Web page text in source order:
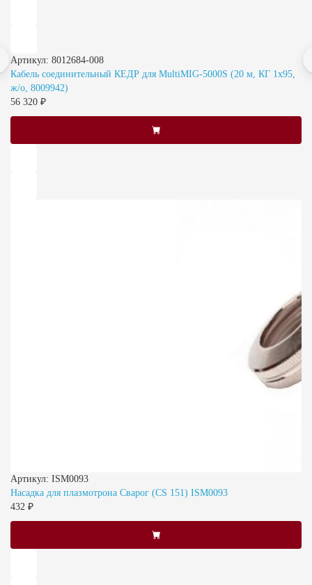
Артикул: 8012684-008
Кабель соединительный КЕДР для MultiMIG-5000S (20 м, КГ 1x95,
ж/о, 8009942)
56 320 ₽
Артикул: ISM0093
Насадка для плазмотрона Сварог (CS 151) ISM0093
432 ₽